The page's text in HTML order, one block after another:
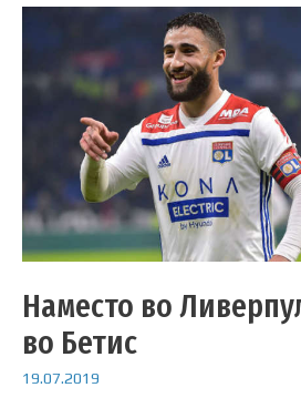
Наместо во
во Бетис
19.07.2019